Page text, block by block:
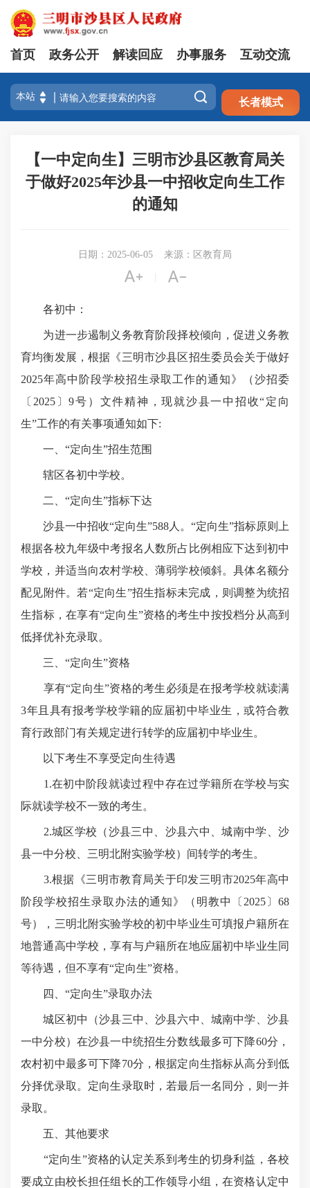
注册 登录
首页 政务公开 解读回应 办事服务 互动交流
 长者模式
【一中定向生】三明市沙县区教育局关
于做好2025年沙县一中招收定向生工作
的通知
日期：2025-06-05 来源：区教育局
 
各初中：
为进一步遏制义务教育阶段择校倾向，促进义务教
育均衡发展，根据《三明市沙县区招生委员会关于做好
2025年高中阶段学校招生录取工作的通知》（沙招委
〔2025〕9号）文件精神，现就沙县一中招收“定向
生”工作的有关事项通知如下:
一、“定向生”招生范围
辖区各初中学校。
二、“定向生”指标下达
沙县一中招收“定向生”588人。“定向生”指标原则上
根据各校九年级中考报名人数所占比例相应下达到初中
学校，并适当向农村学校、薄弱学校倾斜。具体名额分
配见附件。若“定向生”招生指标未完成，则调整为统招
生指标，在享有“定向生”资格的考生中按投档分从高到
低择优补充录取。
三、“定向生”资格
享有“定向生”资格的考生必须是在报考学校就读满
3年且具有报考学校学籍的应届初中毕业生，或符合教
育行政部门有关规定进行转学的应届初中毕业生。
以下考生不享受定向生待遇
1.在初中阶段就读过程中存在过学籍所在学校与实
际就读学校不一致的考生。
2.城区学校（沙县三中、沙县六中、城南中学、沙
县一中分校、三明北附实验学校）间转学的考生。
3.根据《三明市教育局关于印发三明市2025年高中
阶段学校招生录取办法的通知》（明教中〔2025〕68
号），三明北附实验学校的初中毕业生可填报户籍所在
地普通高中学校，享有与户籍所在地应届初中毕业生同
等待遇，但不享有“定向生”资格。
四、“定向生”录取办法
城区初中（沙县三中、沙县六中、城南中学、沙县
一中分校）在沙县一中统招生分数线最多可下降60分，
农村初中最多可下降70分，根据定向生指标从高分到低
分择优录取。定向生录取时，若最后一名同分，则一并
录取。
五、其他要求
“定向生”资格的认定关系到考生的切身利益，各校
要成立由校长担任组长的工作领导小组，在资格认定中